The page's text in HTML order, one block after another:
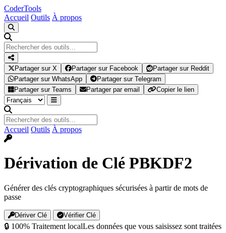
CoderTools
Accueil Outils À propos
Partager sur X Partager sur Facebook
Partager sur Reddit
Partager sur WhatsApp
Partager sur Telegram
Partager sur Teams
Partager par email Copier le lien
Accueil Outils À propos
Dérivation de Clé PBKDF2
Générer des clés cryptographiques sécurisées à partir de mots de
passe
Dériver Clé Vérifier Clé
🔒 100% Traitement localLes données que vous saisissez sont traitées